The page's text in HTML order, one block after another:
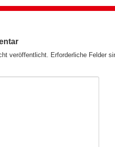
veröffentlicht. Erforderliche Felder